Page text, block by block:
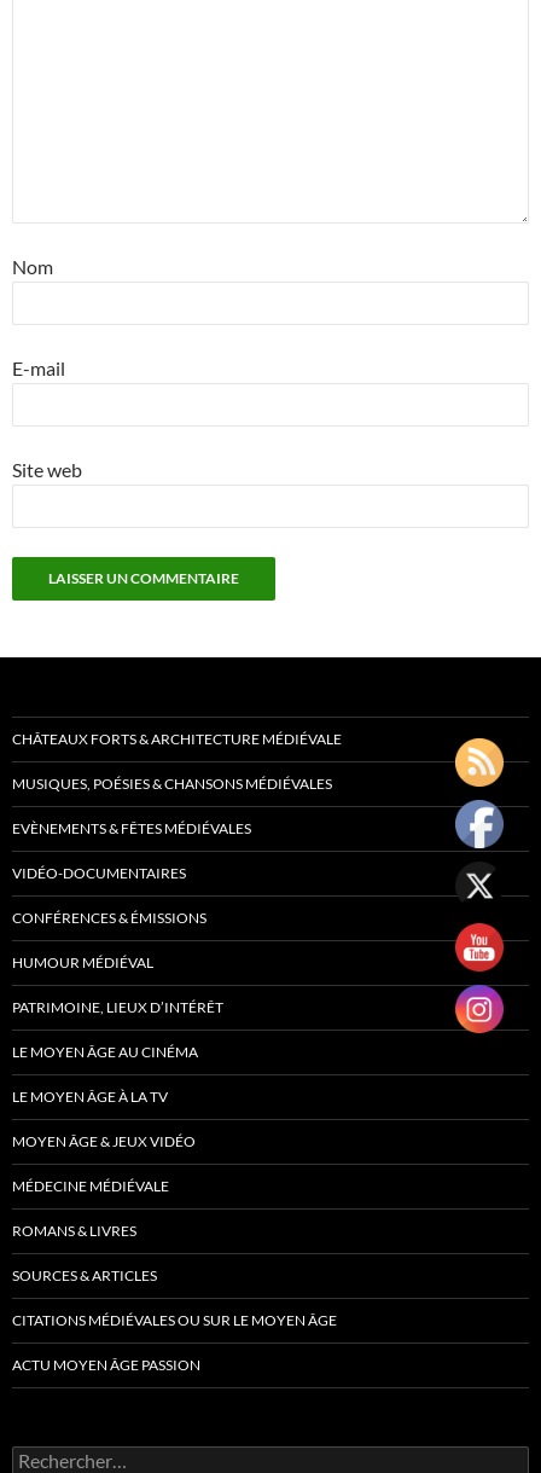
Nom
E-mail
Site web
CHÂTEAUX FORTS & ARCHITECTURE MÉDIÉVALE
MUSIQUES, POÉSIES & CHANSONS MÉDIÉVALES
EVÈNEMENTS & FÊTES MÉDIÉVALES
VIDÉO-DOCUMENTAIRES
CONFÉRENCES & ÉMISSIONS
HUMOUR MÉDIÉVAL
PATRIMOINE, LIEUX D’INTÉRÊT
LE MOYEN ÂGE AU CINÉMA
LE MOYEN ÂGE À LA TV
MOYEN ÂGE & JEUX VIDÉO
MÉDECINE MÉDIÉVALE
ROMANS & LIVRES
SOURCES & ARTICLES
CITATIONS MÉDIÉVALES OU SUR LE MOYEN ÂGE
ACTU MOYEN ÂGE PASSION
Rechercher :